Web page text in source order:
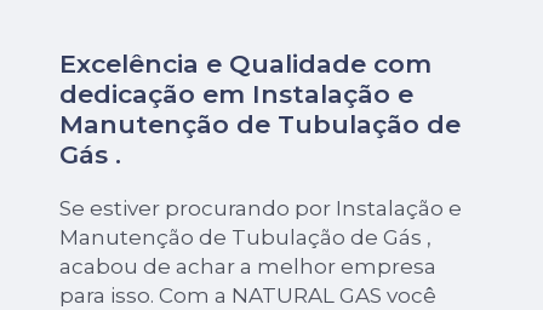
Excelência e Qualidade com
dedicação em Instalação e
Manutenção de Tubulação de
Gás .
Se estiver procurando por Instalação e
Manutenção de Tubulação de Gás ,
acabou de achar a melhor empresa
para isso. Com a NATURAL GAS você